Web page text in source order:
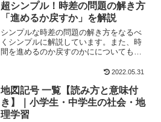
がしばしば起こります。また、河川が降
水を集めている範囲を流域といい、その
面積を流域面積といいます。
超シンプル！時差の問題の解き方
「進めるか戻すか」を解説
シンプルな時差の問題の解き方をなるべ
くシンプルに解説しています。また、時
間を進めるのか戻すのかにについても解
2022.05.31
地図記号 一覧【読み方と意味付
き】｜小学生・中学生の社会・地
理学習